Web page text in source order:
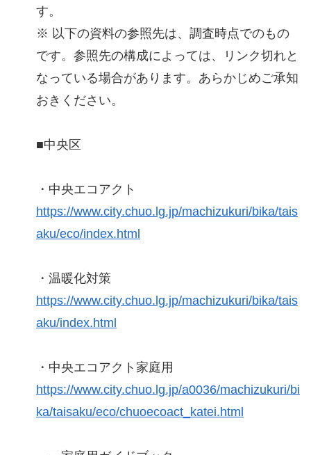
す。
※ 以下の資料の参照先は、調査時点でのもの
です。参照先の構成によっては、リンク切れと
なっている場合があります。あらかじめご承知
おきください。
■中央区
・中央エコアクト
https://www.city.chuo.lg.jp/machizukuri/bika/tais
aku/eco/index.html
・温暖化対策
https://www.city.chuo.lg.jp/machizukuri/bika/tais
aku/index.html
・中央エコアクト家庭用
https://www.city.chuo.lg.jp/a0036/machizukuri/bi
ka/taisaku/eco/chuoecoact_katei.html